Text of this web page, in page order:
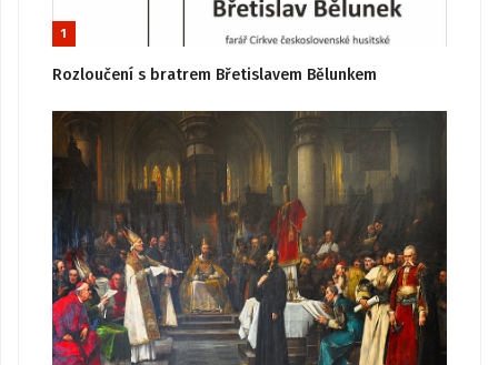
1
Rozloučení s bratrem Břetislavem Bělunkem